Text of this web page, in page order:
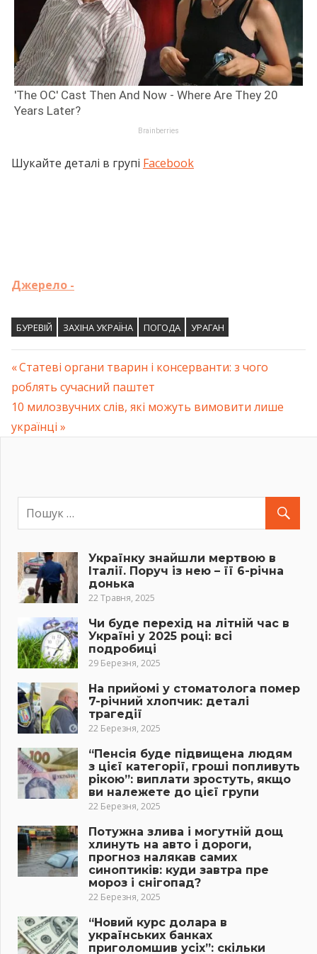
Шукайте деталі в групі Facebook
Джерело -
БУРЕВІЙ ЗАХІНА УКРАЇНА ПОГОДА УРАГАН
Навігація
записів
Previous
Post:
Статеві органи тварин і консерванти: з чого
роблять сучасний паштет
Next
Post:
10 милозвучних слів, які можуть вимовити лише
українці
Українку знайшли мертвою в
Італії. Поруч із нею – її 6-річна
донька
22 Травня, 2025
Чи буде перехід на літній час в
Україні у 2025 році: всі
подробиці
29 Березня, 2025
На прийомі у стоматолога помер
7-річний хлопчик: деталі
трагедії
22 Березня, 2025
“Пенсія буде підвищена людям
з цієї категорії, гроші попливуть
рікою”: виплати зростуть, якщо
ви належете до цієї групи
22 Березня, 2025
Потужна злива і могутній дощ
хлинуть на авто і дороги,
прогноз налякав самих
синоптиків: куди завтра пре
мороз і снігопад?
22 Березня, 2025
“Новий курс долара в
українських банках
приголомшив усіх”: скільки